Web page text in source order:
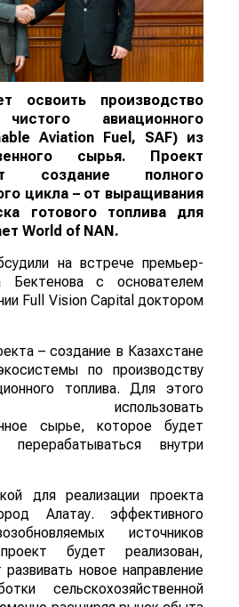
освоить производство
авиационного
Aviation Fuel, SAF) из
сырья. Проект
создание полного
цикла – от выращивания
готового топлива для
World of NAN.
на встрече премьер-
Бектенова с основателем
Full Vision Capital доктором
– создание в Казахстане
по производству
топлива. Для этого
использовать
сырье, которое будет
внутри
для реализации проекта
Алатау. эффективного
источников
будет реализован,
новое направление
сельскохозяйственной